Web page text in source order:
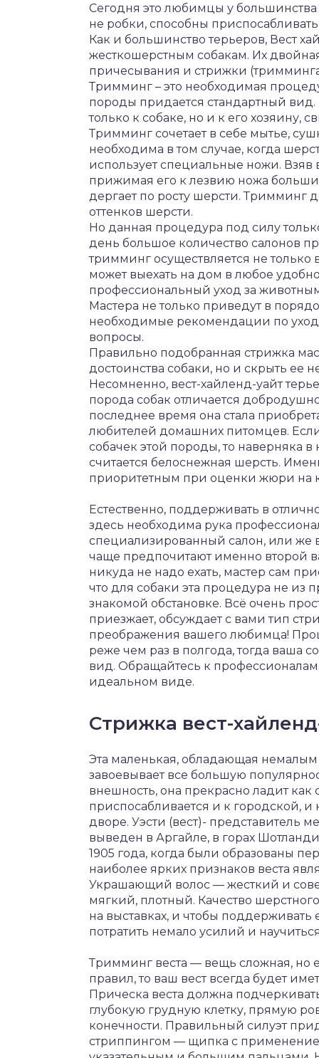
Сегодня это любимцы у
не робки, способны
Как и большинство терьеров, Вест
жесткошерстным собакам. Их
причесывания и стрижки
Тримминг – это необходимая
породы придается стандартный
только к собаке, но и к его хозяину,
Тримминг сочетает в себе мытье,
необходима в том случае, когда
использует специальные ножи. Взяв
прижимая его к лезвию ножа
дергает по росту шерсти. Тримминг
оттенков шерсти.
Но данная процедура под силу
день большое количество салонов
тримминг осуществляется не
может выехать на дом в любое
профессиональный уход за
Мастера не только приведут в
необходимые рекомендации по
вопросы.
Правильно подобранная стрижка
достоинства собаки, но и скрыть ее
Несомненно, вест-хайленд-уайт
порода собак отличается
последнее время она стала
любителей домашних питомцев.
собачек этой породы, то наверняка в
считается белоснежная шерсть.
приоритетным при оценки жюри на
Естественно, поддерживать в
здесь необходима рука
специализированный салон, или же
чаще предпочитают именно второй
никуда не надо ехать, мастер сам
что для собаки эта процедура не из
знакомой обстановке. Всё очень
приезжает, обсуждает с вами тип
преображения вашего любимца!
реже чем раз в полгода, тогда ваша
вид. Обращайтесь к
идеальном виде.
Стрижка вест-
Эта маленькая, обладающая немалым
завоевывает все большую
внешность, она прекрасно ладит
приспосабливается и к городской,
дворе. Уэсти (вест)- представитель
выведен в Аргайле, в горах
1905 года, когда были образованы
наиболее ярких признаков веста
Украшающий волос — жесткий и
мягкий, плотный. Качество
на выставках, и чтобы поддерживать
потратить немало усилий и
Тримминг веста — вещь сложная, но
правил, то ваш вест всегда будет
Прическа веста должна
глубокую грудную клетку, прямую
конечности. Правильный силуэт
стриппингом — щипка с